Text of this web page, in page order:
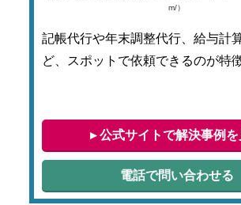
m/）
記帳代行や年末調整代行、給与計
ど、スポットで依頼できるのが特徴
▸ 公式サイトで解決事例を
電話で問い合わせる